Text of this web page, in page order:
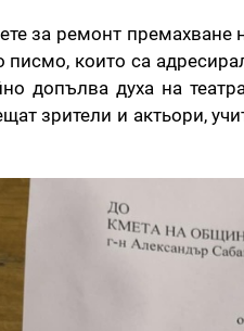
за ремонт
писмо, които са
допълва духа на
зрители и актьори,